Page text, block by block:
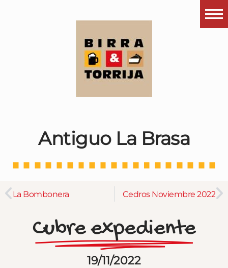
¿Esto que es pués?
Últimas visitas
Todos los garitos
Por el mundo
Contactar
Instagram
Antiguo La Brasa
La Bombonera Cedros Noviembre 2022
Cubre expediente
19/11/2022